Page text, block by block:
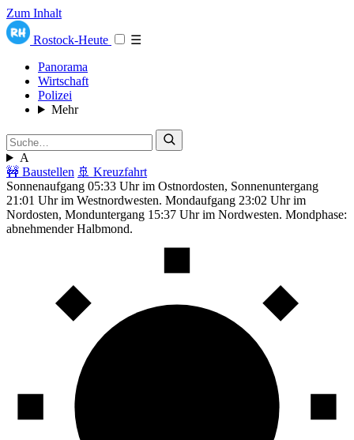
Zum Inhalt
Rostock-Heute
☰
Panorama
Wirtschaft
Polizei
Mehr
A
🚧 Baustellen 🚢 Kreuzfahrt
Sonnenaufgang 05:33 Uhr im Ostnordosten, Sonnenuntergang
21:01 Uhr im Westnordwesten. Mondaufgang 23:02 Uhr im
Nordosten, Monduntergang 15:37 Uhr im Nordwesten. Mondphase:
abnehmender Halbmond.